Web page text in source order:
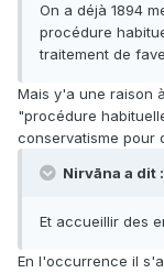
On a déjà 1894
procédure
traitement de
Mais y'a une raison
"procédure
conservatisme pour
Nirvāna a dit :
Et accueillir des
En l'occurrence il